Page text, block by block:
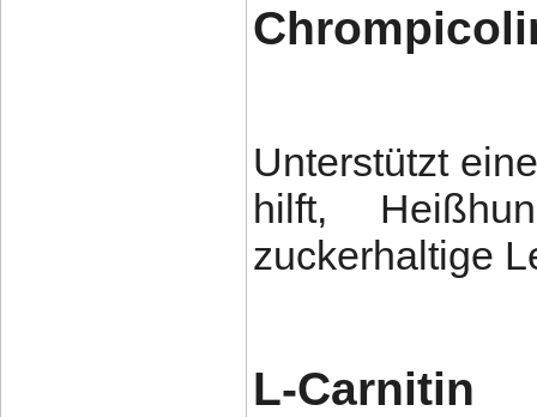
Unterstützt
hilft,
zuckerhaltige
L-Carnitin